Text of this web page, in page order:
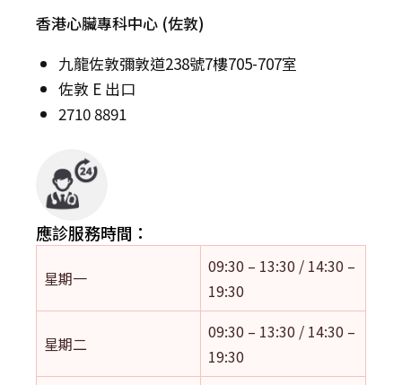
香港心臟專科中心 (佐敦)
九龍佐敦彌敦道238號7樓705-707室
佐敦 E 出口
2710 8891
應診服務時間：
星期一
09:30 – 13:30 / 14:30 –
19:30
星期二
09:30 – 13:30 / 14:30 –
19:30